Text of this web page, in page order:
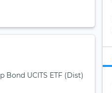
Bond UCITS ETF (Dist)